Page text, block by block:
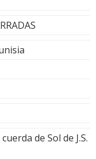
de Sol de J.S.